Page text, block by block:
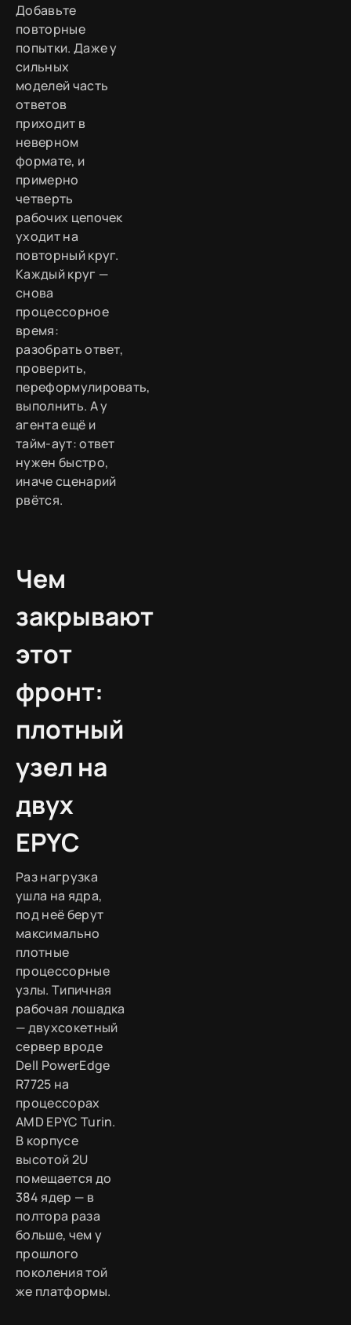
Добавьте
повторные
попытки. Даже у
сильных
моделей часть
ответов
приходит в
неверном
формате, и
примерно
четверть
рабочих цепочек
уходит на
повторный круг.
Каждый круг —
снова
процессорное
время:
разобрать ответ,
проверить,
переформулировать,
выполнить. А у
агента ещё и
тайм-аут: ответ
нужен быстро,
иначе сценарий
рвётся.
Чем
закрывают
этот
фронт:
плотный
узел на
двух
EPYC
Раз нагрузка
ушла на ядра,
под неё берут
максимально
плотные
процессорные
узлы. Типичная
рабочая лошадка
— двухсокетный
сервер вроде
Dell PowerEdge
R7725 на
процессорах
AMD EPYC Turin.
В корпусе
высотой 2U
помещается до
384 ядер — в
полтора раза
больше, чем у
прошлого
поколения той
же платформы.